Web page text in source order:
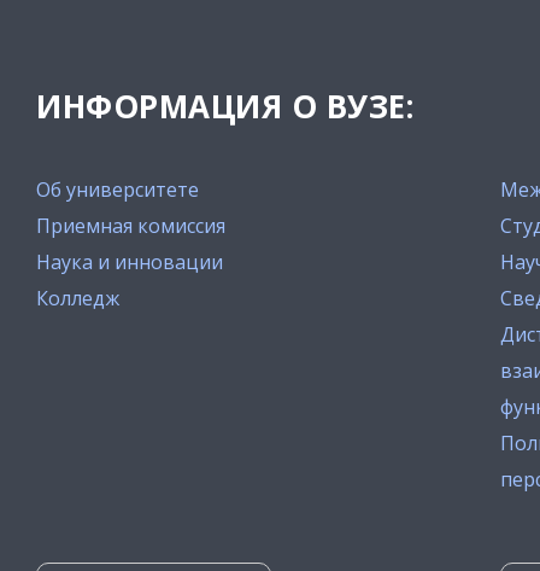
ИНФОРМАЦИЯ О ВУЗЕ:
Об университете
Приемная комиссия
Наука и инновации
Колледж